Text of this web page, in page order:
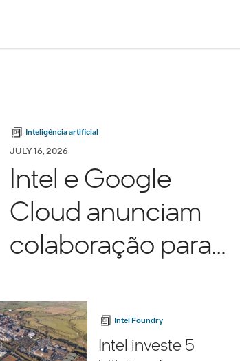
Inteligência artificial
JULY 16, 2026
Intel e Google
Cloud anunciam
colaboração para
transformação de
IA corporativa da
Intel Foundry
Intel investe 5